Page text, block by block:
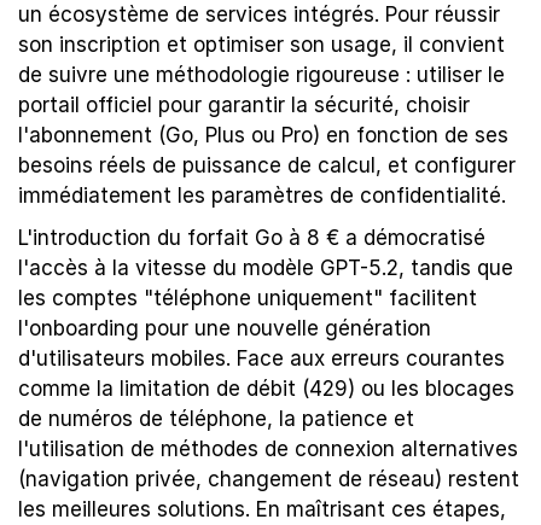
un écosystème de services intégrés. Pour réussir
son inscription et optimiser son usage, il convient
de suivre une méthodologie rigoureuse : utiliser le
portail officiel pour garantir la sécurité, choisir
l'abonnement (Go, Plus ou Pro) en fonction de ses
besoins réels de puissance de calcul, et configurer
immédiatement les paramètres de confidentialité.
L'introduction du forfait Go à 8 € a démocratisé
l'accès à la vitesse du modèle GPT-5.2, tandis que
les comptes "téléphone uniquement" facilitent
l'onboarding pour une nouvelle génération
d'utilisateurs mobiles. Face aux erreurs courantes
comme la limitation de débit (429) ou les blocages
de numéros de téléphone, la patience et
l'utilisation de méthodes de connexion alternatives
(navigation privée, changement de réseau) restent
les meilleures solutions. En maîtrisant ces étapes,